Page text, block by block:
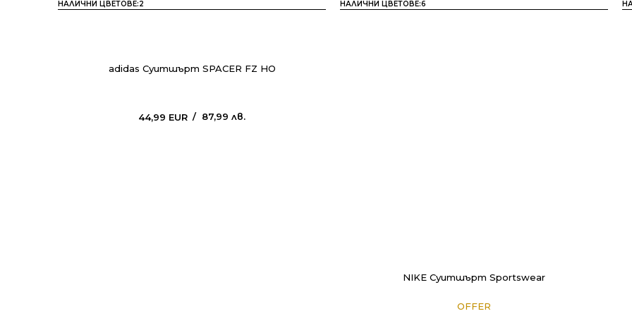
НАЛИЧНИ ЦВЕТОВЕ:2
adidas Суитшърт SPACER FZ HO
44,99 EUR 87,99 лв.
НАЛИЧНИ ЦВЕТОВЕ:6
NIKE Суитшърт Sportswear
OFFER